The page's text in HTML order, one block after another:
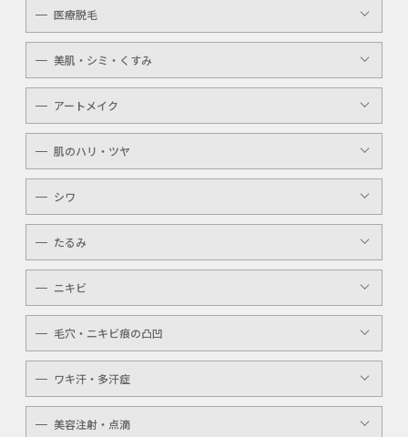
医療脱毛
レディース
メンズ
キッズ
介護
美肌・シミ・くすみ
レーザートーニング
顔・体のシミ取り
ピコレーザー
アートメイク
眉（アイブロウ）
唇（リップ）
メンズ
アイライン
肌のハリ・ツヤ
YAGシャワー
マッサージピール
ケミカルピーリング
シワ
ボトックスボツラックス
ボトックスビスタ
たるみ
YAGシャワー
ニキビ
レーザートーニング
ケミカルピーリング
毛穴・ニキビ痕の凸凹
YAGシャワー
毛穴洗浄
ワキ汗・多汗症
ボトックスボツラックス
美容注射・点滴